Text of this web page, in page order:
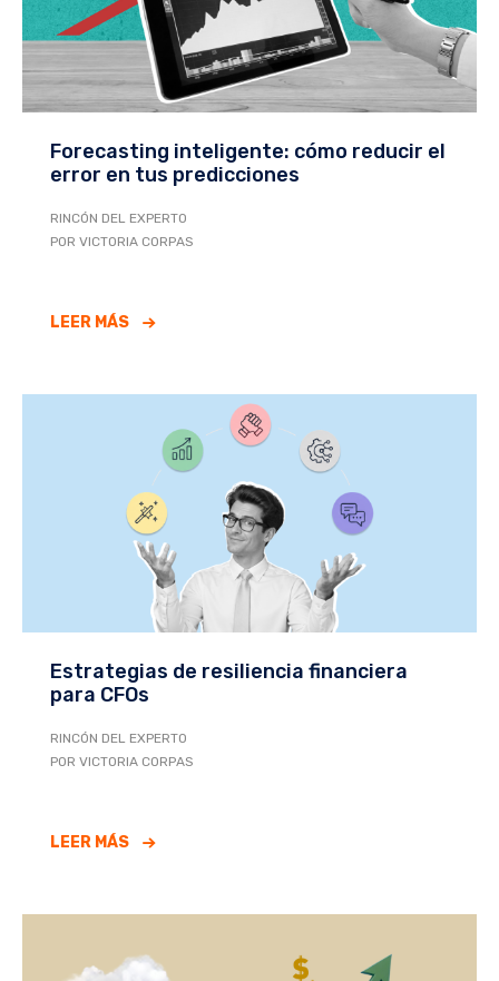
Forecasting inteligente: cómo reducir el
error en tus predicciones
RINCÓN DEL EXPERTO
POR VICTORIA CORPAS
LEER MÁS
Estrategias de resiliencia financiera
para CFOs
RINCÓN DEL EXPERTO
POR VICTORIA CORPAS
LEER MÁS